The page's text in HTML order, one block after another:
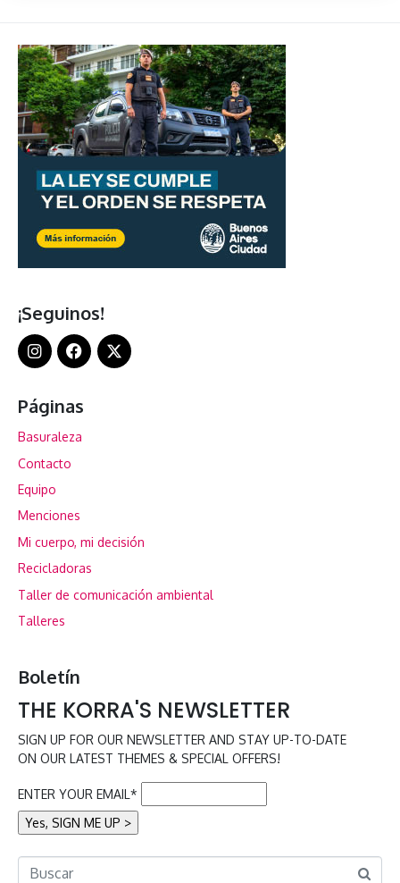
¡Seguinos!
Páginas
Basuraleza
Contacto
Equipo
Menciones
Mi cuerpo, mi decisión
Recicladoras
Taller de comunicación ambiental
Talleres
Boletín
THE KORRA'S NEWSLETTER
SIGN UP FOR OUR NEWSLETTER AND STAY UP-TO-DATE
ON OUR LATEST THEMES & SPECIAL OFFERS!
ENTER YOUR EMAIL*